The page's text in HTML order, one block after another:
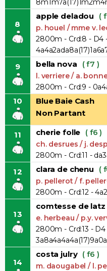
8
apple deladou (
p. houel / mme v.
2800m - Crd:8 - D4
9 bella nova ( f7 )
l. verriere / a.
2800m - Crd:9 -
10
Blue Baie Cash
Non Partant
11 cherie folle ( f6 )
ch. desrues / j.
2800m - Crd:11 -
12 clara de chenu (
p. pellerot / f.
2800m - Crd:12 -
13
comtesse de latz
e. herbeau / p.y.
2800m - Crd:13 - D4
14
costa julry ( f6 )
m. daougabel / l.